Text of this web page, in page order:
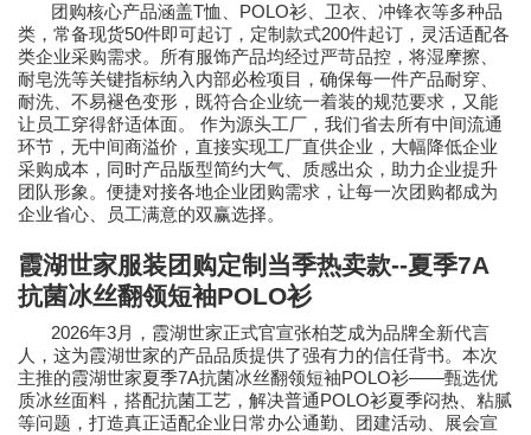
团购核心产品涵盖T恤、 POLO衫、卫衣、冲锋衣等多种品
类，常备现货50件即可起订，定制款式200件起订，灵活适配各
类企业采购需求。所有服饰产品均经过严苛品控，将湿摩擦、
耐皂洗等关键指标纳入内部必检项目，确保每一件产品耐穿、
耐洗、不易褪色变形，既符合企业统一着装的规范要求，又能
让员工穿得舒适体面。 作为源头工厂，我们省去所有中间流通
环节，无中间商溢价，直接实现工厂直供企业，大幅降低企业
采购成本，同时产品版型简约大气、质感出众，助力企业提升
团队形象。便捷对接各地企业团购需求，让每一次团购都成为
企业省心、员工满意的双赢选择。
霞湖世家服装团购定制当季热卖款--夏季7A
抗菌冰丝翻领短袖POLO衫
2026年3月，霞湖世家正式官宣张柏芝成为品牌全新代言
人，这为霞湖世家的产品品质提供了强有力的信任背书。本次
主推的霞湖世家夏季7A抗菌冰丝翻领短袖POLO衫——甄选优
质冰丝面料，搭配抗菌工艺，解决普通POLO衫夏季闷热、粘腻
等问题，打造真正适配企业日常办公通勤、团建活动、展会宣